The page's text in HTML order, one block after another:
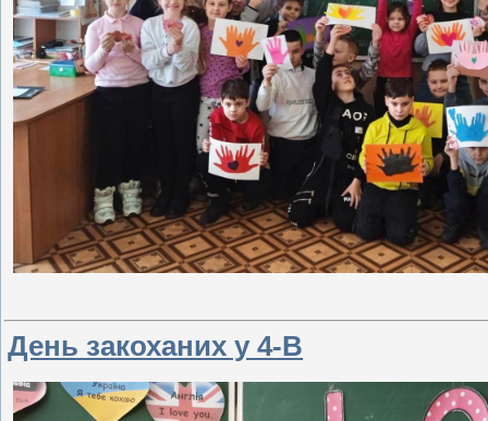
День закоханих у 4-В